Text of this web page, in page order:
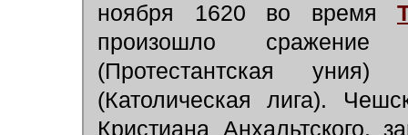
ноября 1620 во время
произошло
(Протестантская
(Католическая лига).
Кристиана Анхальтского,